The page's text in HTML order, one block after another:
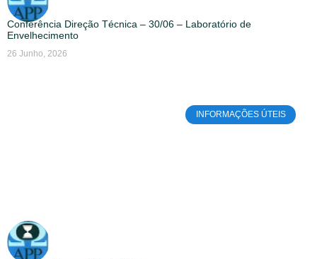
Conferência Direção Técnica – 30/06 – Laboratório de
Envelhecimento
26 Junho, 2026
INFORMAÇÕES ÚTEIS